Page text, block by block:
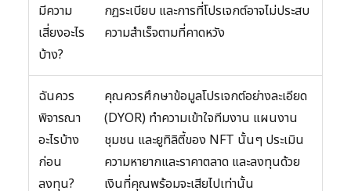
มีความ
เสี่ยงอะไร
บ้าง?
กฎระเบียบ และการที่โปรเจกต์อาจไม่ประสบ
ความสำเร็จตามที่คาดหวัง
ฉันควร
พิจารณา
อะไรบ้าง
ก่อน
ลงทุน?
คุณควรศึกษาข้อมูลโปรเจกต์อย่างละเอียด
(DYOR) ทำความเข้าใจทีมงาน แผนงาน
ชุมชน และยูทิลิตี้ของ NFT นั้นๆ ประเมิน
ความหายากและราคาตลาด และลงทุนด้วย
เงินที่คุณพร้อมจะเสียไปเท่านั้น